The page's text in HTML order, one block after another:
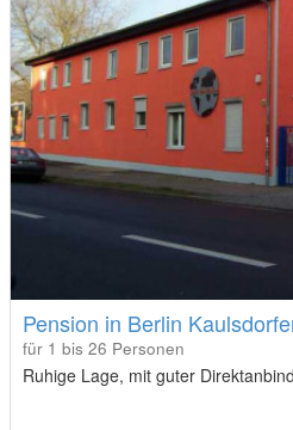
Pension in Berlin
für 1 bis 26 Personen
Ruhige Lage, mit guter